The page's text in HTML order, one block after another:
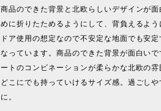
商品のできた背景と北欧らしいデザインが
めに折りたためるようにして、背負えるよ
ドア使用の想定なので不安定な地面でも安
なっています。商品のできた背景が面白い
ートのコンビネーションが柔らかな北欧の
どこにでも持っていけるサイズ感。過ごし
に。